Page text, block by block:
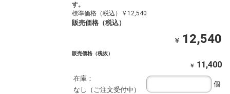
す。
標準価格（税込）￥12,540
販売価格（税込）
￥ 12,540
販売価格（税抜）
￥ 11,400
在庫：
なし（ご注文受付中）
個